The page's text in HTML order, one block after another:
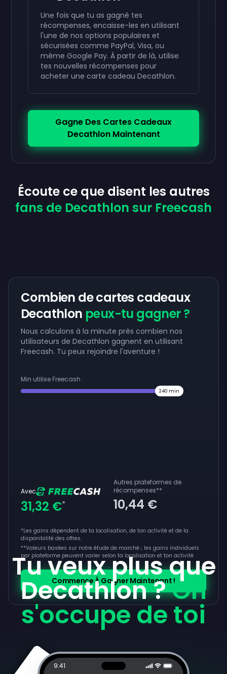
Une fois que tu as gagné tes
récompenses, encaisse-les en utilisant
l'une de nos options populaires et
sécurisées comme PayPal, Visa, ou
même Google Pay. À partir de là, utilise
tes nouvelles récompenses pour
acheter une carte cadeau Decathlon.
Gagne Des Cartes Cadeaux
Decathlon Maintenant
Écoute ce que disent les autres
fans de Decathlon sur Freecash
Combien de cartes cadeaux
Decathlon peux-tu gagner ?
Nous calculons à la minute près combien nos
utilisateurs de Decathlon gagnent en utilisant
Freecash. Tu peux rejoindre l'aventure !
Min utilise Freecash :
240 min
Avec
31,32 €*
Autres plateformes de
récompenses**
10,44 €
*Les gains dépendent de ta localisation, de ton activité et de la
disponibilité des offres.
**Valeurs basées sur notre étude de marché ; les gains individuels
par plateforme peuvent varier selon ta localisation et ton activité
Commence À Gagner Maintenant !
Tu veux plus que
Decathlon ?On
s'occupe de toi
9:41